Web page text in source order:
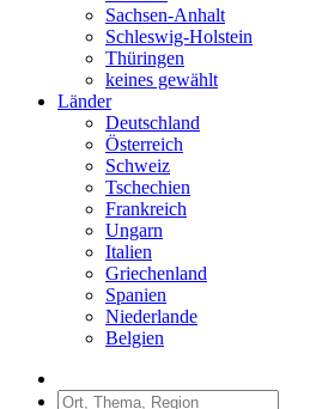
Sachsen-Anhalt
Schleswig-Holstein
Thüringen
keines gewählt
Länder
Deutschland
Österreich
Schweiz
Tschechien
Frankreich
Ungarn
Italien
Griechenland
Spanien
Niederlande
Belgien